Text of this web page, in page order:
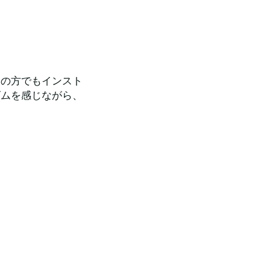
方でもインスト
を感じながら、